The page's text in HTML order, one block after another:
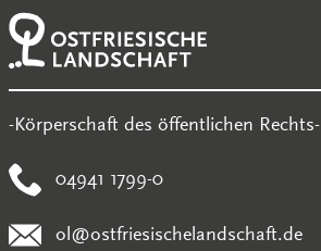
-Körperschaft des öffentlichen Rechts-
04941 1799-0
ol@ostfriesischelandschaft.de